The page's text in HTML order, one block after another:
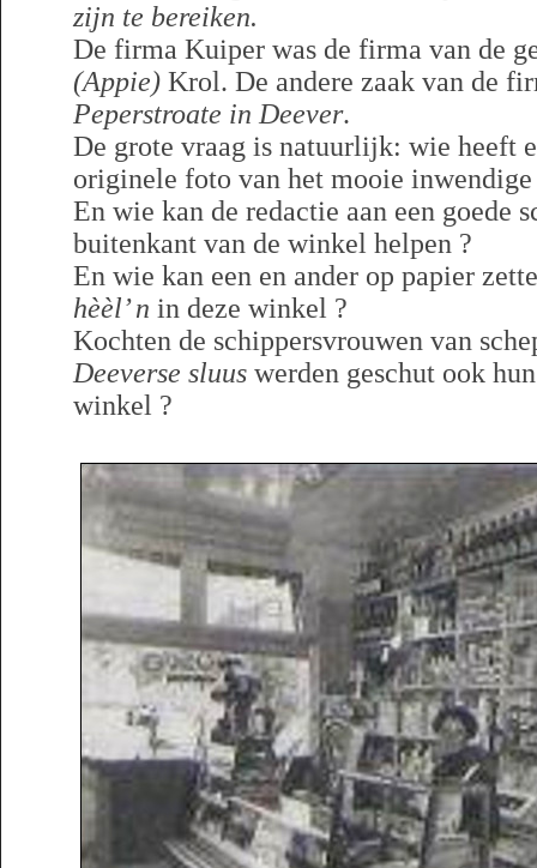
zijn te bereiken.
De firma Kuiper was de firma van de
(Appie) Krol. De andere zaak van de
Peperstroate in Deever.
De grote vraag is natuurlijk: wie heeft
originele foto van het mooie
En wie kan de redactie aan een goede
buitenkant van de winkel helpen ?
En wie kan een en ander op papier
hèèl’ n in deze winkel ?
Kochten de schippersvrouwen van
Deeverse sluus werden geschut ook
winkel ?